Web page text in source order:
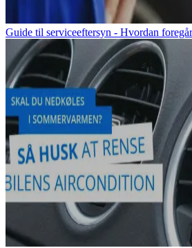
Guide til serviceeftersyn - Hvordan